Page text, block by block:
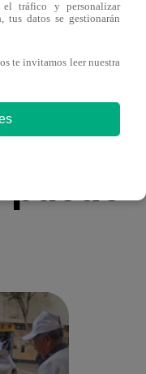
puede
tráfico y personalizar
, tus datos se gestionarán
te invitamos leer nuestra